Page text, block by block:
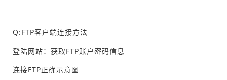
Q:FTP客户端连接方法
登陆网站：获取FTP账户密码信息
连接FTP正确示意图